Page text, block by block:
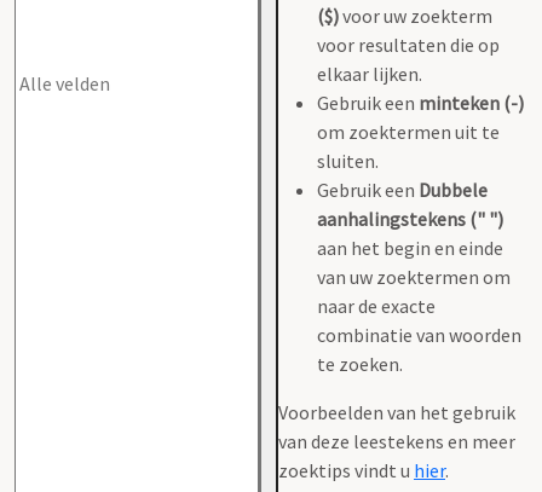
($)voor uw zoekterm
voor resultaten die op
elkaar lijken.
Gebruik een minteken (-)
om zoektermen uit te
sluiten.
Gebruik een Dubbele
aanhalingstekens (" ")
aan het begin en einde
van uw zoektermen om
naar de exacte
combinatie van woorden
te zoeken.
Voorbeelden van het gebruik
van deze leestekens en meer
zoektips vindt u hier.